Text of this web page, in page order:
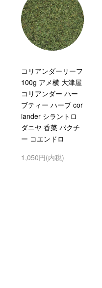
コリアンダーリーフ
100g アメ横 大津屋
コリアンダー ハー
ブティー ハーブ cor
iander シラントロ
ダニヤ 香菜 パクチ
ー コエンドロ
1,050円(内税)